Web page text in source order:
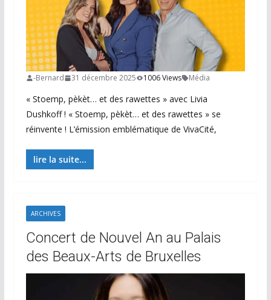
-Bernard 31 décembre 2025 1006 Views Média
« Stoemp, pèkèt… et des rawettes » avec Livia
Dushkoff ! « Stoemp, pèkèt… et des rawettes » se
réinvente ! L’émission emblématique de VivaCité,
lire la suite...
ARCHIVES
Concert de Nouvel An au Palais
des Beaux-Arts de Bruxelles